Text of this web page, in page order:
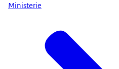
Ministerie